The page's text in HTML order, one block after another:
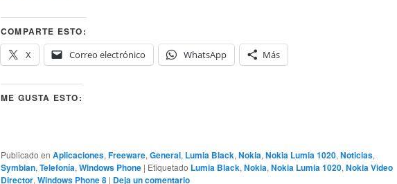
COMPARTE ESTO:
X
Correo electrónico WhatsApp Más
ME GUSTA ESTO:
Publicado en Aplicaciones, Freeware, General, Lumia Black, Nokia, Nokia Lumia 1020, Noticias,
Symbian, Telefonía, Windows Phone | Etiquetado Lumia Black, Nokia, Nokia Lumia 1020, Nokia Video
Director, Windows Phone 8 | Deja un comentario